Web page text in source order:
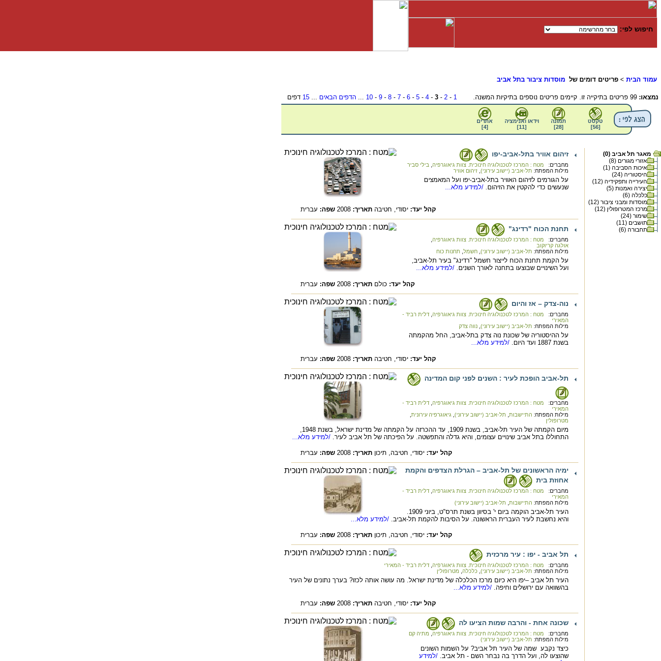
חיפוש לפי:
עמוד הבית > פריטים דומים של מוסדות ציבור בתל אביב
נמצאו: 1
-
2
-
3
-
4
-
5
-
6
-
7
-
8
-
9
-
10
... הדפים הבאים ...
15 דפים
טקסט
[
56
]
תמונה
[
28
]
וידאו ואנימציה
[
11
]
אתרים
[
4
]
מאגר תל אביב (0)
אזורי מגורים (8)
איכות הסביבה (1)
היסטוריה (24)
העירייה ותפקידיה (12)
יצירה ואמנות (5)
כלכלה (6)
מוסדות ומבני ציבור (12)
מרכז המטרופולין (12)
שימור (24)
תושבים (11)
תחבורה (6)
זיהום אוויר בתל-אביב-יפו
מחברים: מטח : המרכז לטכנולוגיה חינוכית. צוות גיאוגרפיה בילי סביר
מילות המפתח: תל-אביב (יישוב עירוני) זיהום אוויר
על הגורמים לזיהום האוויר בתל-אביב-יפו ועל המאמצים
שנעשים כדי להקטין את הזיהום. /למידע מלא...
קהל יעד: יסודי, חטיבה תאריך: 2008 שפה: עברית
תחנת הכוח "רדינג"
מחברים: מטח : המרכז לטכנולוגיה חינוכית. צוות גיאוגרפיה
אולגה קריוקוב
מילות המפתח: תל-אביב (יישוב עירוני) חשמל תחנות כוח
על הקמת תחנת הכוח לייצור חשמל "רדינג" בעיר תל-אביב,
ועל השינויים שבוצעו בתחנה לאורך השנים. /למידע מלא...
קהל יעד: כולם תאריך: 2008 שפה: עברית
נוה-צדק – אז והיום
מחברים: מטח : המרכז לטכנולוגיה חינוכית. צוות גיאוגרפיה דלית רביד -
המאירי
מילות המפתח: תל-אביב (יישוב עירוני) נווה צדק
על ההיסטוריה של שכונת נוה צדק בתל-אביב, החל מהקמתה
בשנת 1887 ועד היום.
/למידע מלא...
קהל יעד: יסודי, חטיבה תאריך: 2008 שפה: עברית
תל-אביב הופכת לעיר : השנים לפני קום המדינה
מחברים: מטח : המרכז לטכנולוגיה חינוכית. צוות גיאוגרפיה דלית רביד -
המאירי
מילות המפתח: התיישבות תל-אביב (יישוב עירוני) גיאוגרפיה עירונית
מטרופולין
מיום הקמתה של העיר תל-אביב, בשנת 1909, עד ההכרזה על הקמתה של מדינת ישראל, בשנת 1948,
התחוללו בתל אביב שינויים עצומים, והיא גדלה והתפשטה. על הפיכתה של תל אביב לעיר. /למידע מלא...
קהל יעד: יסודי, חטיבה, תיכון תאריך: 2008 שפה: עברית
ימיה הראשונים של תל-אביב – הגרלת הצדפים והקמת
אחוזת בית
מחברים: מטח : המרכז לטכנולוגיה חינוכית. צוות גיאוגרפיה דלית רביד -
המאירי
מילות המפתח: התיישבות תל-אביב (יישוב עירוני)
העיר תל-אביב הוקמה ביום י' בסיוון בשנת תרס"ט, ביוני 1909.
והיא נחשבת לעיר העברית הראשונה. על הסיבות להקמת תל-אביב. /למידע מלא...
קהל יעד: יסודי, חטיבה, תיכון תאריך: 2008 שפה: עברית
תל אביב - יפו : עיר מרכזית
מחברים: מטח : המרכז לטכנולוגיה חינוכית. צוות גיאוגרפיה דלית רביד - המאירי
מילות המפתח: תל-אביב (יישוב עירוני) כלכלה מטרופולין
העיר תל אביב –יפו היא כיום מרכז הכלכלה של מדינת ישראל. מה עושה אותה לכזו? בערך נתונים של העיר
בהשוואה עם ירושלים וחיפה. /למידע מלא...
קהל יעד: יסודי, חטיבה תאריך: 2008 שפה: עברית
שכונה אחת - והרבה שמות הציעו לה
מחברים: מטח : המרכז לטכנולוגיה חינוכית. צוות גיאוגרפיה מתיה קם
מילות המפתח: תל-אביב (יישוב עירוני)
כיצד נקבע שמה של העיר תל אביב? על השמות השונים
שהוצעו לה, ועל הדרך בה נבחר השם - תל אביב. /למידע